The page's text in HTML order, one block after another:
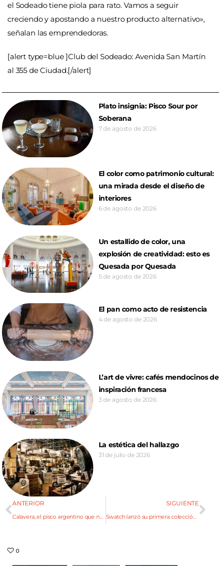
el Sodeado tiene piola para rato. Vamos a seguir
creciendo y apostando a nuestro producto alternativo»,
señalan las emprendedoras.
[alert type=blue ]Club del Sodeado: Avenida San Martín
al 355 de Ciudad.[/alert]
Plato insignia: Pisco Sour por
Soberana
7 de agosto de 2026
El color como patrimonio cultural:
una mirada desde el diseño de
interiores
6 de agosto de 2026
Un estallido de color, una
explosión de creatividad: esto es
Quesada por Quesada
5 de agosto de 2026
El pan como acto de resistencia
4 de agosto de 2026
L’art de vivre: cafés mendocinos de
inspiración francesa
3 de agosto de 2026
La estética del hallazgo
31 de julio de 2026
ANTERIOR
Calavera, el pisco argentino que no chilla
SIGUIENTE
Swatch lanzó su primera colección exclusiva para la Argentina
0